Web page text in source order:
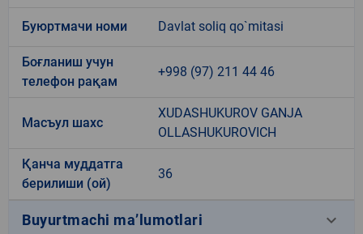
Буюртмачи номи Davlat soliq qo`mitasi
Боғланиш учун
телефон рақам
+998 (97) 211 44 46
Масъул шахс
XUDASHUKUROV GANJA
OLLASHUKUROVICH
Қанча муддатга
берилиши (ой)
36
Buyurtmachi ma’lumotlari keyboard_arrow_down